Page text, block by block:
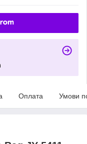
Оплата Умови